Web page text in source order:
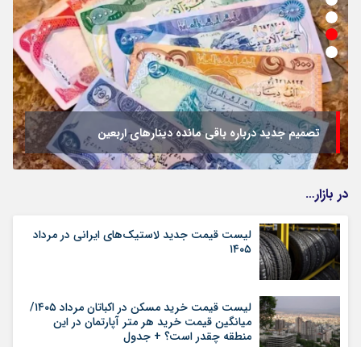
تصمیم جدید درباره باقی مانده دینارهای اربعین
در بازار…
لیست قیمت جدید لاستیک‌های ایرانی در مرداد
۱۴۰۵
لیست قیمت خرید مسکن در اکباتان مرداد ۱۴۰۵/
میانگین قیمت خرید هر متر آپارتمان در این
منطقه چقدر است؟ + جدول